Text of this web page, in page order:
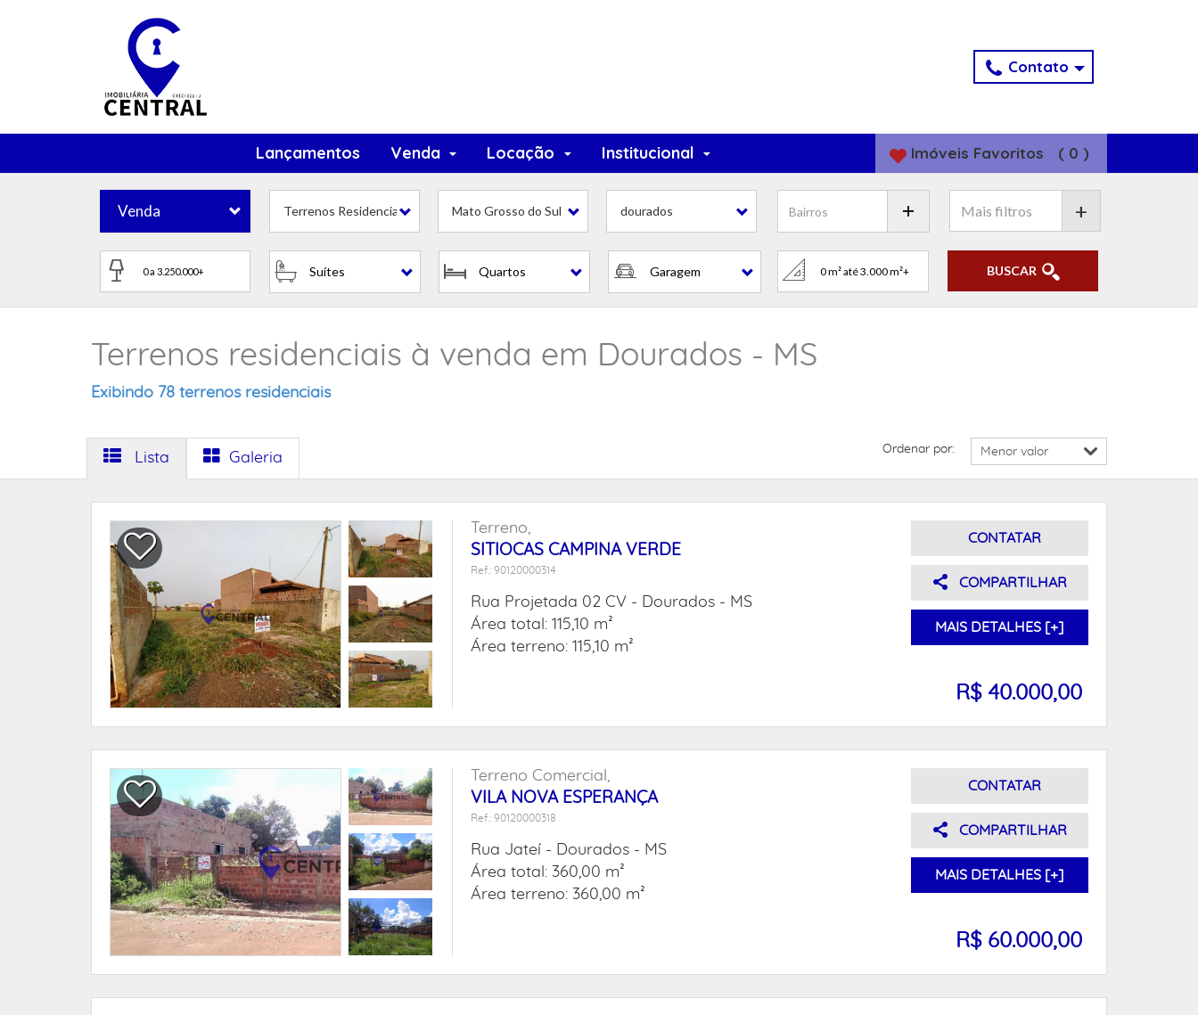
Contato
Lançamentos Venda Locação Institucional Imóveis Favoritos ( 0 )
Venda Terrenos Residenciais Mato Grosso do Sul dourados
Suítes Quartos Garagem
+
BUSCAR
Terrenos residenciais à venda em Dourados - MS
Exibindo 78 terrenos residenciais
Lista Galeria
Ordenar por:
Terreno,
SITIOCAS CAMPINA VERDE
Ref.: 90120000314
Rua Projetada 02 CV -
Dourados - MS
Área total: 115,10 m²
Área terreno: 115,10 m²
CONTATAR
COMPARTILHAR
MAIS DETALHES [+]
R$ 40.000,00
Terreno Comercial,
VILA NOVA ESPERANÇA
Ref.: 90120000318
Rua Jateí -
Dourados - MS
Área total: 360,00 m²
Área terreno: 360,00 m²
CONTATAR
COMPARTILHAR
MAIS DETALHES [+]
R$ 60.000,00